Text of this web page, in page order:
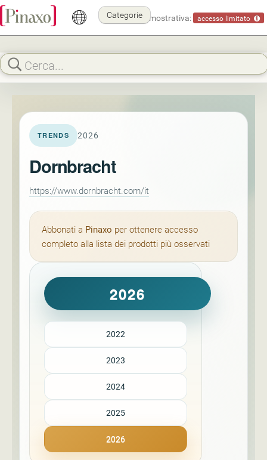
Modalità dimostrativa: accesso limitato
Categorie
TRENDS 2026
Dornbracht
https://www.dornbracht.com/it
Abbonati a Pinaxo per ottenere accesso
completo alla lista dei prodotti più osservati
2026
2022
2023
2024
2025
2026